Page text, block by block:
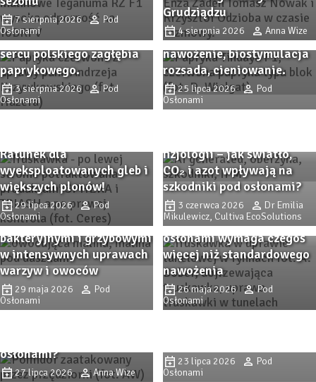
7 sierpnia 2026
Pod
Osłonami
Grudziądzu
4 sierpnia 2026 Anna Wize
Przystanek PAPRYKA 2026.
Wiedza, praktyka i
rodzinna atmosfera w
sercu polskiego zagłębia
paprykowego.
3 sierpnia 2026
Pod
Osłonami
Papryka 2026! Sprawdzone
odmiany papryki i
nowości, ochrona,
nawożenie, biostymulacja
rozsada, cieniowanie.
25 lipca 2026
Pod
Osłonami
SPHERA i TRIASH –
Ratunek dla
wyeksploatowanych gleb i
większych plonów!
29 lipca 2026
Pod
Osłonami
fizjologii – jak światło,
CO₂ i azot wpływają na
szkodniki pod osłonami?
3 czerwca 2026
Dr Emilia
Mikulewicz, Cultiva EcoSolutions
Remedy Complex pod
osłonami – wsparcie
ochrony przed chorobami
bakteryjnymi i grzybowymi
w intensywnych uprawach
warzyw i owoców
29 maja 2026
Pod
Osłonami
Intensywna produkcja pod
osłonami wymaga czegoś
więcej niż standardowego
nawożenia
26 maja 2026
Pod
Osłonami
Przędziorkowe lato. Jak
osłonami?
27 lipca 2026 Anna Wize
Jak walczę z ToBRFV w
uprawie pomidorów?
Doświadczenia z
23 lipca 2026
Pod
Osłonami